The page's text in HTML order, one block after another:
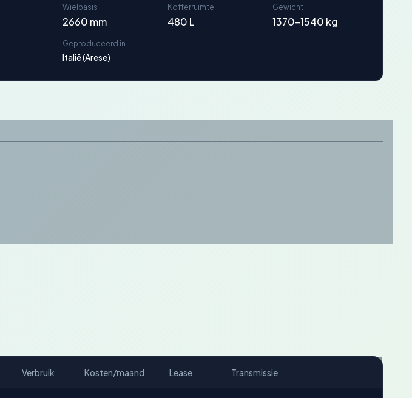
Wielbasis
2660 mm
Kofferruimte
480 L
Gewicht
1370-1540 kg
Geproduceerd in
Italië (Arese)
Verbruik Kosten/maand Lease Transmissie